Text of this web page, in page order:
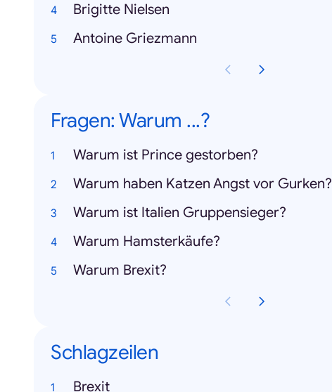
Brigitte Nielsen
Antoine Griezmann
Fragen: Warum ...?
Warum ist Prince gestorben?
Warum haben Katzen Angst vor Gurken?
Warum ist Italien Gruppensieger?
Warum Hamsterkäufe?
Warum Brexit?
Schlagzeilen
Brexit